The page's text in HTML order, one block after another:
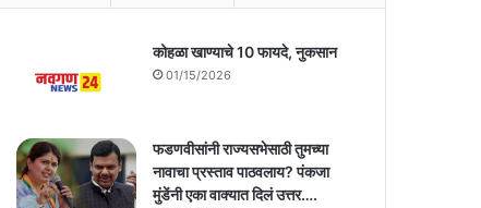
कोहळा खाण्याचे 10 फायदे, नुकसान
01/15/2026
फडणवीसांनी राज्यसभेसाठी तुमच्या
नावाचा प्रस्ताव पाठवलाय? पंकजा
मुंडेंनी एका वाक्यात दिलं उत्तर….